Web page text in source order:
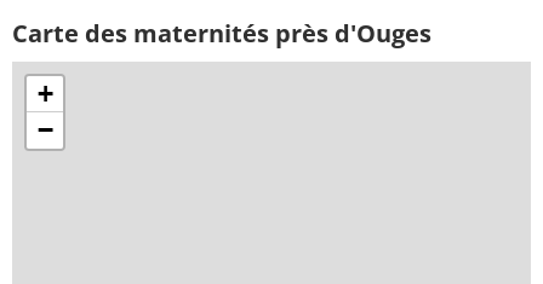
Carte des maternités près d'Ouges
+
−